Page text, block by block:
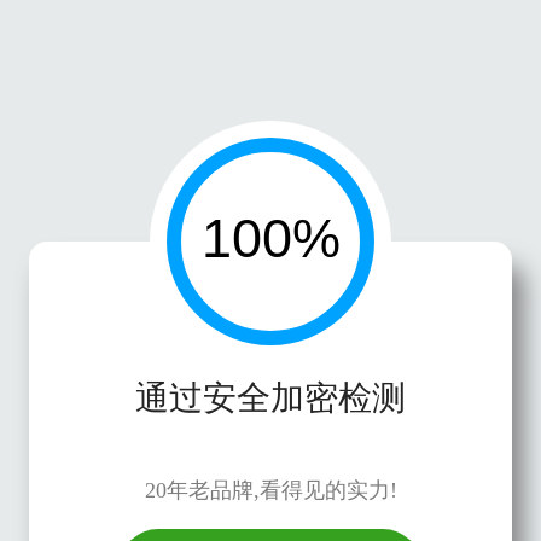
通过安全加密检测
20年老品牌,看得见的实力!